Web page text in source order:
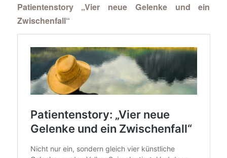
Patientenstory „Vier neue Gelenke und ein
Zwischenfall“